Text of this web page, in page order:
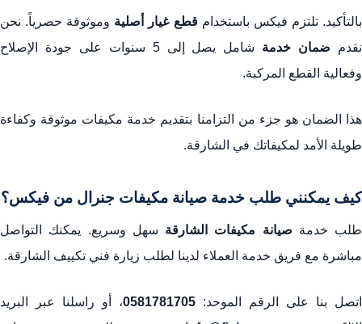
بالتأكيد. تلتزم فيكس باستخدامقطع غيار أصلية وموثوقة حصرياً. نحن
نقدم ضمان خدمة
شامل يصل إلى 5 سنوات على جودة الإصلاح
وفعالية القطع المركبة.
هذا الضمان هو جزء من التزامنا بتقديم خدمة مكيفات موثوقة وكفاءة
طويلة الأمد لمكيفاتك في الشارقة.
كيف يمكنني طلب خدمة صيانة مكيفات جنرال من فيكس؟
طلب خدمة صيانة مكيفات الشارقة سهل وسريع. يمكنك التواصل
مباشرة مع فريق خدمة العملاء لدينا لطلب زيارة فني تكييف الشارقة.
اتصل بنا على الرقم الموحد: 0581781705، أو راسلنا عبر البريد